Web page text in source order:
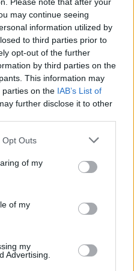
may continue seeing
information utilized by
to third parties prior to
opt-out of the further
by third parties on the
This information may
parties on the IAB’s List of
further disclose it to other
Opt Outs
of my
of my
my
Advertising.
tekintélyt kell adni az
eltérő kommunikációs
Az egyes minisztériumok
az olyan, korábban porig
pontosan ez a lendület az,